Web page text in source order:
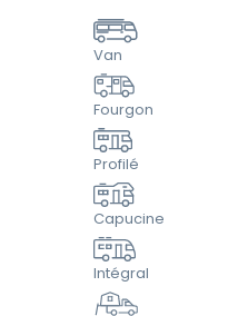
Van
Fourgon
Profilé
Capucine
Intégral